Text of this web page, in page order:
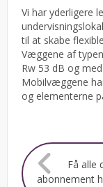
Vi har yderligere
til at skabe
Væggene af
Rw 53 dB og
Mobilvæggene
og elementerne
Få alle
abonnement